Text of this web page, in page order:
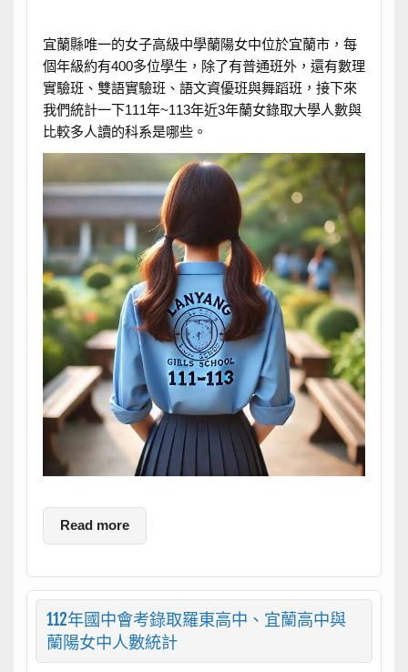
宜蘭縣唯一的女子高級中學蘭陽女中位於宜蘭市，每
個年級約有400多位學生，除了有普通班外，還有數理
實驗班、雙語實驗班、語文資優班與舞蹈班，接下來
我們統計一下111年~113年近3年蘭女錄取大學人數與
比較多人讀的科系是哪些。
Read more
112年國中會考錄取羅東高中、宜蘭高中與
蘭陽女中人數統計